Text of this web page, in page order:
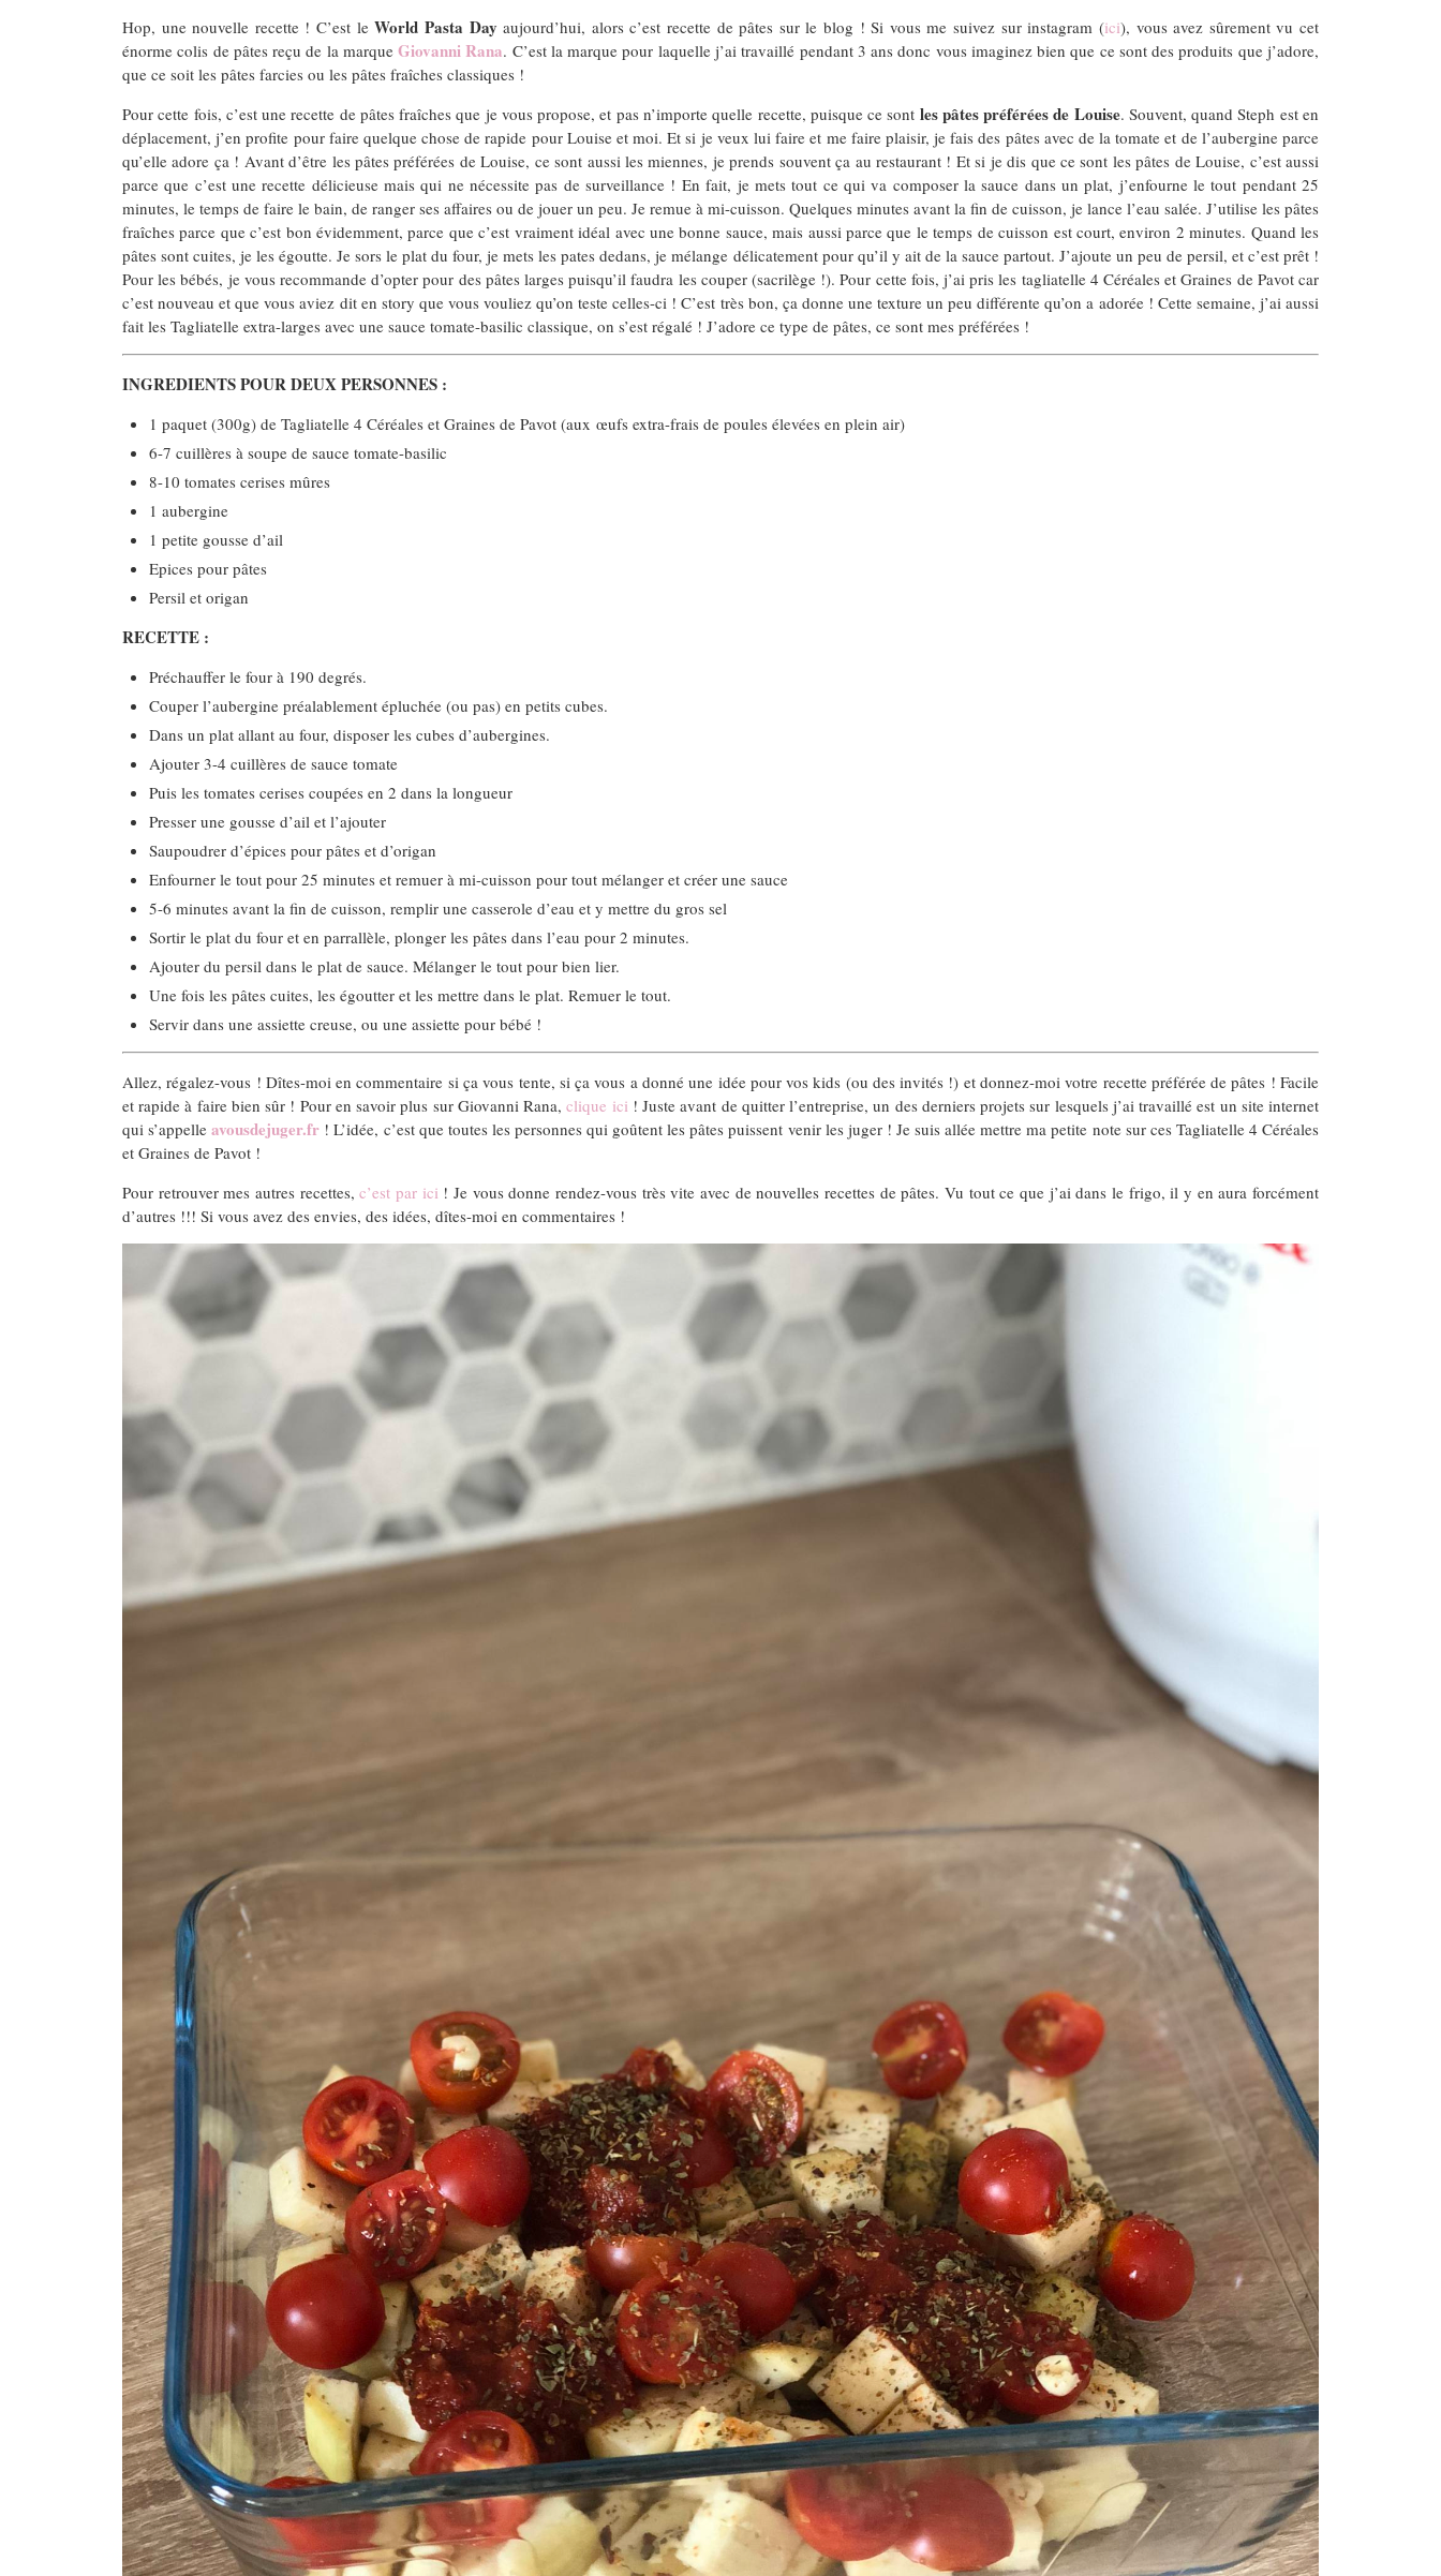
Hop, une nouvelle recette ! C’est leWorld Pasta Day aujourd’hui, alors c’est recette de pâtes sur le blog ! Si vous me suivez sur instagram (ici), vous avez sûrement vu cet
énorme colis de pâtes reçu de la marqueGiovanni Rana. C’est la marque pour laquelle j’ai travaillé pendant 3 ans donc vous imaginez bien que ce sont des produits que j’adore,
que ce soit les pâtes farcies ou les pâtes fraîches classiques !
Pour cette fois, c’est une recette de pâtes fraîches que je vous propose, et pas n’importe quelle recette, puisque ce sont les pâtes préférées de Louise. Souvent, quand Steph est en
déplacement, j’en profite pour faire quelque chose de rapide pour Louise et moi. Et si je veux lui faire et me faire plaisir, je fais des pâtes avec de la tomate et de l’aubergine parce
qu’elle adore ça ! Avant d’être les pâtes préférées de Louise, ce sont aussi les miennes, je prends souvent ça au restaurant ! Et si je dis que ce sont les pâtes de Louise, c’est aussi
parce que c’est une recette délicieuse mais qui ne nécessite pas de surveillance ! En fait, je mets tout ce qui va composer la sauce dans un plat, j’enfourne le tout pendant 25
minutes, le temps de faire le bain, de ranger ses affaires ou de jouer un peu. Je remue à mi-cuisson. Quelques minutes avant la fin de cuisson, je lance l’eau salée. J’utilise les pâtes
fraîches parce que c’est bon évidemment, parce que c’est vraiment idéal avec une bonne sauce, mais aussi parce que le temps de cuisson est court, environ 2 minutes. Quand les
pâtes sont cuites, je les égoutte. Je sors le plat du four, je mets les pates dedans, je mélange délicatement pour qu’il y ait de la sauce partout. J’ajoute un peu de persil, et c’est prêt !
Pour les bébés, je vous recommande d’opter pour des pâtes larges puisqu’il faudra les couper (sacrilège !). Pour cette fois, j’ai pris les tagliatelle 4 Céréales et Graines de Pavot car
c’est nouveau et que vous aviez dit en story que vous vouliez qu’on teste celles-ci ! C’est très bon, ça donne une texture un peu différente qu’on a adorée ! Cette semaine, j’ai aussi
fait les Tagliatelle extra-larges avec une sauce tomate-basilic classique, on s’est régalé ! J’adore ce type de pâtes, ce sont mes préférées !
INGREDIENTS POUR DEUX PERSONNES :
1 paquet (300g) de Tagliatelle 4 Céréales et Graines de Pavot (aux œufs extra-frais de poules élevées en plein air)
6-7 cuillères à soupe de sauce tomate-basilic
8-10 tomates cerises mûres
1 aubergine
1 petite gousse d’ail
Epices pour pâtes
Persil et origan
RECETTE :
Préchauffer le four à 190 degrés.
Couper l’aubergine préalablement épluchée (ou pas) en petits cubes.
Dans un plat allant au four, disposer les cubes d’aubergines.
Ajouter 3-4 cuillères de sauce tomate
Puis les tomates cerises coupées en 2 dans la longueur
Presser une gousse d’ail et l’ajouter
Saupoudrer d’épices pour pâtes et d’origan
Enfourner le tout pour 25 minutes et remuer à mi-cuisson pour tout mélanger et créer une sauce
5-6 minutes avant la fin de cuisson, remplir une casserole d’eau et y mettre du gros sel
Sortir le plat du four et en parrallèle, plonger les pâtes dans l’eau pour 2 minutes.
Ajouter du persil dans le plat de sauce. Mélanger le tout pour bien lier.
Une fois les pâtes cuites, les égoutter et les mettre dans le plat. Remuer le tout.
Servir dans une assiette creuse, ou une assiette pour bébé !
Allez, régalez-vous ! Dîtes-moi en commentaire si ça vous tente, si ça vous a donné une idée pour vos kids (ou des invités !) et donnez-moi votre recette préférée de pâtes ! Facile
et rapide à faire bien sûr ! Pour en savoir plus sur Giovanni Rana,clique ici ! Juste avant de quitter l’entreprise, un des derniers projets sur lesquels j’ai travaillé est un site internet
qui s’appelleavousdejuger.fr ! L’idée, c’est que toutes les personnes qui goûtent les pâtes puissent venir les juger ! Je suis allée mettre ma petite note sur ces Tagliatelle 4 Céréales
et Graines de Pavot !
Pour retrouver mes autres recettes,c’est par ici ! Je vous donne rendez-vous très vite avec de nouvelles recettes de pâtes. Vu tout ce que j’ai dans le frigo, il y en aura forcément
d’autres !!! Si vous avez des envies, des idées, dîtes-moi en commentaires !